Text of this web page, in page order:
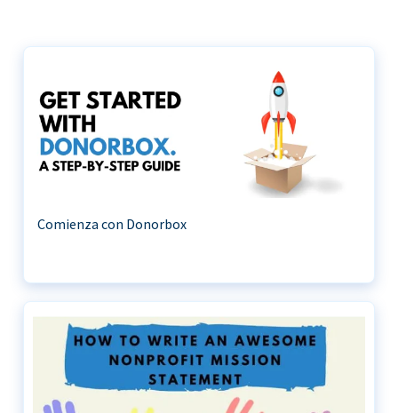
Comienza con Donorbox